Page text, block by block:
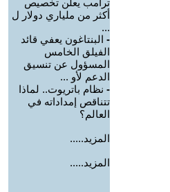
ترامب يعلن تخصيص
أكثر من ملياري دولار ل
...
- البنتاغون يعفي قائد
الفيلق الخامس
المسؤول عن تنسيق
الدعم لأو ...
- نظام باتريوت.. لماذا
تتناقص إمداداته في
العالم؟
المزيد.....
المزيد.....